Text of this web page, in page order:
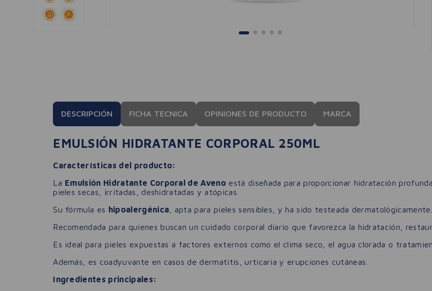
DESCRIPCIÓN FICHA TÉCNICA OPINIONES DE PRODUCTO MARCA
EMULSIÓN HIDRATANTE CORPORAL 250ML
Características del producto:
La Emulsión Hidratante Corporal de Aveno está diseñada para proporcionar hidratación
pieles secas, irritadas, deshidratadas y atópicas.
Su fórmula es hipoalergénica , apta para pieles sensibles, y ha sido testeada dermatológicamente.
Recomendada para quienes buscan un cuidado corporal diario que favorezca la hidratación,
Es ideal para pieles expuestas a factores externos como el clima seco, el agua clorada o
Además, es coadyuvante en casos de dermatitis, urticaria y erupciones cutáneas.
Ingredientes principales: